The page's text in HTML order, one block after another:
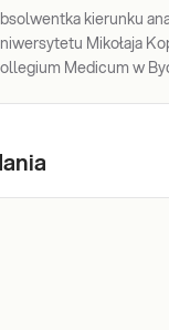
kierunku
Mikołaja
Medicum w